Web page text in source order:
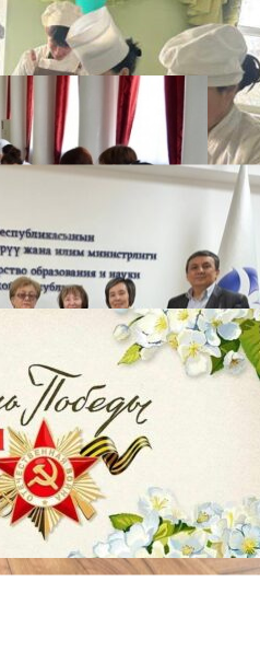
07.08.2026
Абитуриент
ЖОЖДОРГО КАБЫЛ
27.07.2026
ӨЗҮҢДҮН КЕЛЕЧЕГИҢ
20.07.2026
ЖОЖДОРГО КАБЫЛ
20.07.2026
Медиа
СУЗАКТА 750 ОРУНДУУ
ПАЙДАЛАНУУГА
07.08.2025
Улуу Жеңиштин жандуу
29.04.2025
Награды в преддверии
29.04.2025